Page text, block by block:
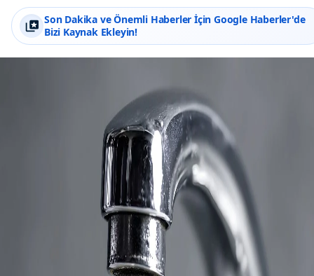
Son Dakika ve Önemli Haberler İçin Google Haberler'de
Bizi Kaynak Ekleyin!